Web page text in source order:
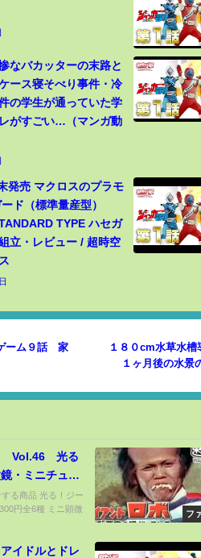
なバカッターの末路と
ース寝そべり事件・冷
の学生が通っていた学
がすごい…（マンガ動
発売 マクロスのプラモ
ード（標準量産型）
TYPE ハセガ
立・レビュー / 超時空
ーム９話 家
１８０cm水草水
１ヶ月後の水景の様子」 The
Vol.46 光る
・ミニチュア
Capsule
る商品 光る！ジー
円全6種 ミニ顕微
フ
イドルとドレ